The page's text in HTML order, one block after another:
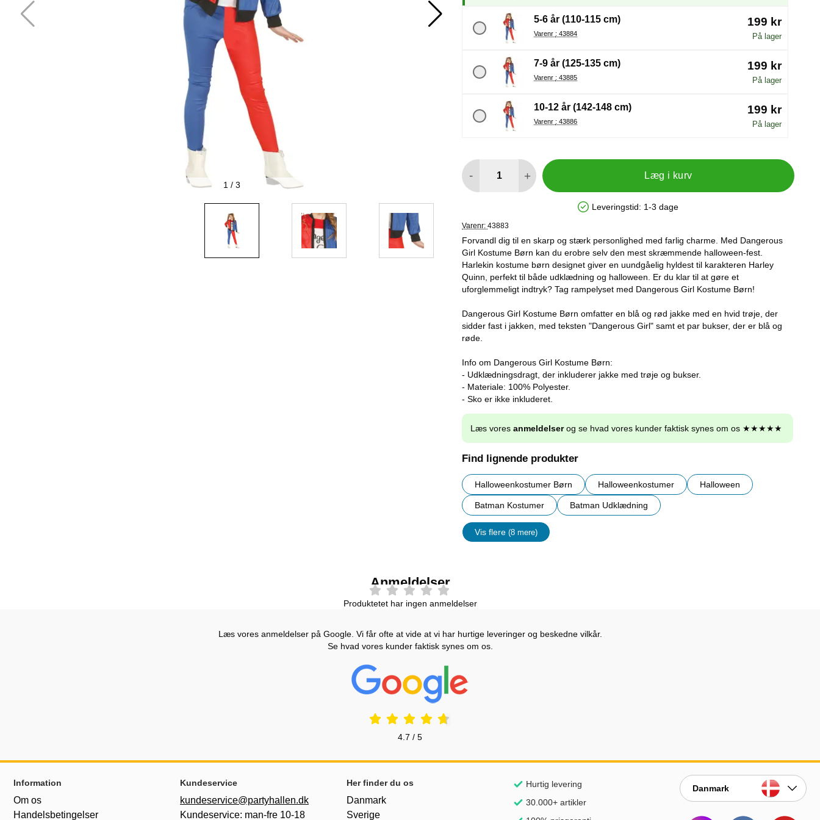
1 / 3
5-6 år (110-115 cm)
Varenr : 43884
199 kr
På lager
7-9 år (125-135 cm)
Varenr : 43885
199 kr
På lager
10-12 år (142-148 cm)
Varenr : 43886
199 kr
På lager
- + Læg i kurv
Produkttilgængelighed: På lager
Leveringstid: 1-3 dage
Varenr: 43883
Forvandl dig til en skarp og stærk personlighed med farlig charme. Med Dangerous
Girl Kostume Børn kan du erobre selv den mest skræmmende halloween-fest.
Harlekin kostume børn designet giver en uundgåelig hyldest til karakteren Harley
Quinn, perfekt til både udklædning og halloween. Er du klar til at gøre et
uforglemmeligt indtryk? Tag rampelyset med Dangerous Girl Kostume Børn!
Dangerous Girl Kostume Børn omfatter en blå og rød jakke med en hvid trøje, der
sidder fast i jakken, med teksten "Dangerous Girl" samt et par bukser, der er blå og
røde.
Info om Dangerous Girl Kostume Børn:
- Udklædningsdragt, der inkluderer jakke med trøje og bukser.
- Materiale: 100% Polyester.
- Sko er ikke inkluderet.
Læs vores anmeldelserog se hvad vores kunder faktisk synes om os ★★★★★
Find lignende produkter
Halloweenkostumer Børn Halloweenkostumer Halloween
Batman Kostumer Batman Udklædning
Vis flere (8 mere)
Egenskaper
Anmeldelser
Produktetet har ingen anmeldelser
Læs vores anmeldelser på Google. Vi får ofte at vide at vi har hurtige leveringer og beskedne vilkår.
Se hvad vores kunder faktisk synes om os.
Prisjakt Anmeldelser: 4.7 Stjerne
4.7 / 5
Sidefodsinhold Blandet info og links
Information
Om os
Handelsbetingelser
Kundeservice
kundeservice@partyhallen.dk
Kundeservice: man-fre 10-18
Her finder du os
Danmark
Sverige
Hurtig levering
30.000+ artikler
Danmark